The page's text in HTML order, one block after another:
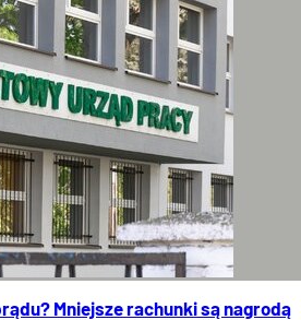
Mniejsze rachunki są nagrodą